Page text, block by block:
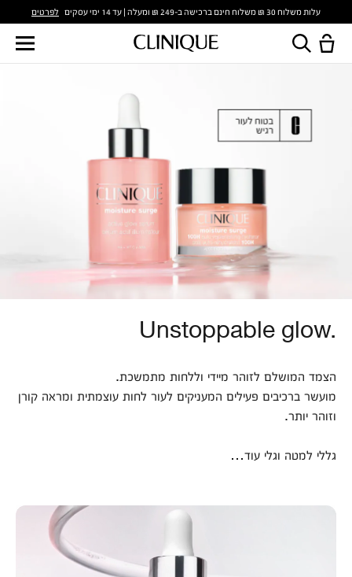
עלות משלוח 30 ₪ משלוח חינם ברכישה ב-249 ₪ ומעלה | עד 14 ימי עסקים לפרטים
Unstoppable glow.
הצמד המושלם לזוהר מיידי וללחות מתמשכת.
מועשר ברכיבים פעילים המעניקים לעור לחות עוצמתית ומראה קורן
וזוהר יותר.
גללי למטה וגלי עוד…